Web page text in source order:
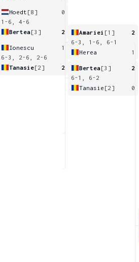
Hoedt [8]
0
1-6, 4-6
Bertea[3] 2
Ionescu
1
6-3, 2-6, 2-6
Tanasie[2] 2
Amariei [1]
2
6-3, 1-6, 6-1
Herea
1
Bertea[3]
2
6-1, 6-2
Tanasie [2] 0